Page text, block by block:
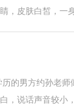
，皮肤白皙，
的男方约孙老
，说话声音较